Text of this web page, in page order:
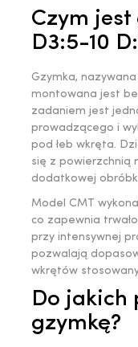
Czym jest
D3:5-10
Gzymka,
montowana jest
zadaniem jest
prowadzącego i
pod łeb wkręta.
się z powierzchnią
dodatkowej
Model CMT
co zapewnia
przy intensywnej
pozwalają
wkrętów
Do jakich
gzymkę?